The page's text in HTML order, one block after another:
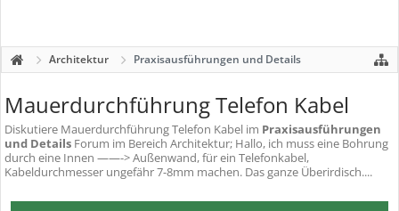
Architektur Praxisausführungen und Details
Mauerdurchführung Telefon Kabel
Diskutiere Mauerdurchführung Telefon Kabel im Praxisausführungen
und Details Forum im Bereich Architektur; Hallo, ich muss eine Bohrung
durch eine Innen ——-> Außenwand, für ein Telefonkabel,
Kabeldurchmesser ungefähr 7-8mm machen. Das ganze Überirdisch....